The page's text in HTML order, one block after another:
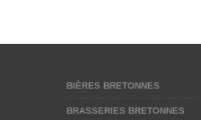
BIÈRES BRETONNES
BRASSERIES BRETONNES